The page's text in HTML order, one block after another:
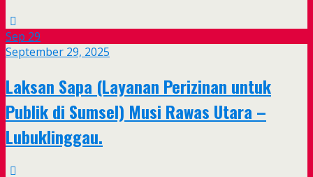
Sep 29
September 29, 2025
Laksan Sapa (Layanan Perizinan untuk
Publik di Sumsel) Musi Rawas Utara –
Lubuklinggau.